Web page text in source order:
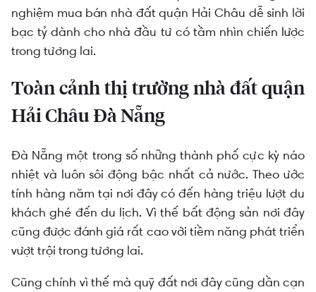
dễ sinh lời bạc tỷ
nghiệm mua bán nhà đất quận Hải Châu dễ sinh lời
bạc tỷ dành cho nhà đầu tư có tầm nhìn chiến lược
trong tương lai.
Toàn cảnh thị trường nhà đất quận
Hải Châu Đà Nẵng
Đà Nẵng một trong số những thành phố cực kỳ náo
nhiệt và luôn sôi động bậc nhất cả nước. Theo ước
tính hàng năm tại nơi đây có đến hàng triệu lượt du
khách ghé đến du lịch. Vì thế bất động sản nơi đây
cũng được đánh giá rất cao với tiềm năng phát triển
vượt trội trong tương lai.
Cũng chính vì thế mà quỹ đất nơi đây cũng dần cạn